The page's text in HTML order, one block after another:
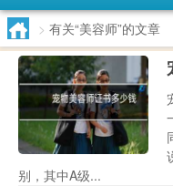
> 有关“美容师”的文章
别，其中A级...